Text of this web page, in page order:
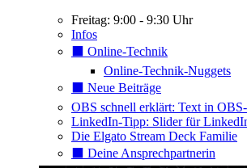
Freitag: 9:00 - 9:30 Uhr
Infos
⬛️ Online-Technik
Online-Technik-Nuggets
⬛️ Neue Beiträge
OBS schnell erklärt: Text in
LinkedIn-Tipp: Slider für
Die Elgato Stream Deck Familie
⬛️ Deine Ansprechpartnerin